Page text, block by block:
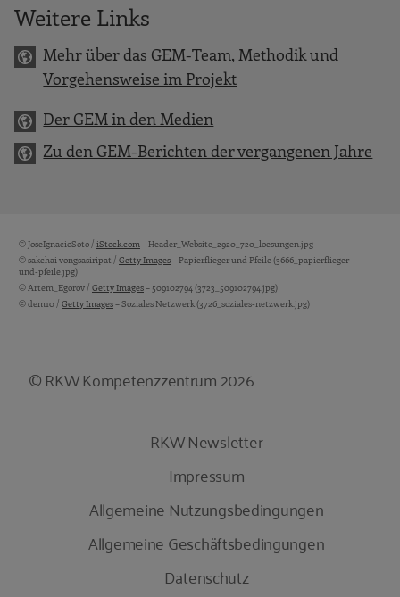
Weitere Links
Mehr über das GEM-Team, Methodik und
Vorgehensweise im Projekt
Der GEM in den Medien
Zu den GEM-Berichten der vergangenen Jahre
Bildquellen und Copyright-Hinweise
© JoseIgnacioSoto / iStock.com– Header_Website_2920_720_loesungen.jpg
© sakchai vongsasiripat / Getty Images– Papierflieger und Pfeile (3666_papierflieger-
und-pfeile.jpg)
© Artem_Egorov / Getty Images– 509102794 (3723_509102794.jpg)
© dem10 / Getty Images– Soziales Netzwerk (3726_soziales-netzwerk.jpg)
© RKW Kompetenzzentrum 2026
RKW Newsletter
Impressum
Allgemeine Nutzungsbedingungen
Allgemeine Geschäftsbedingungen
Datenschutz